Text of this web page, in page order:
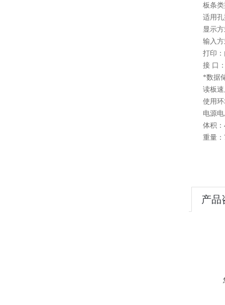
板条类型
适用孔
显示方式
输入方式
打印：内
接 口：
*数据储
读板速度
使用环
电源电压
体积：
重量：
产品